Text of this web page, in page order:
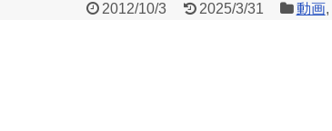
2012/10/3 2025/3/31 動画,